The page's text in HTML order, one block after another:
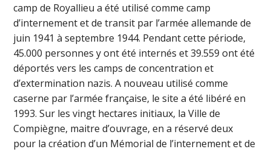
camp de Royallieu a été utilisé comme camp
d’internement et de transit par l’armée allemande de
juin 1941 à septembre 1944. Pendant cette période,
45.000 personnes y ont été internés et 39.559 ont été
déportés vers les camps de concentration et
d’extermination nazis. A nouveau utilisé comme
caserne par l’armée française, le site a été libéré en
1993. Sur les vingt hectares initiaux, la Ville de
Compiègne, maitre d’ouvrage, en a réservé deux
pour la création d’un Mémorial de l’internement et de